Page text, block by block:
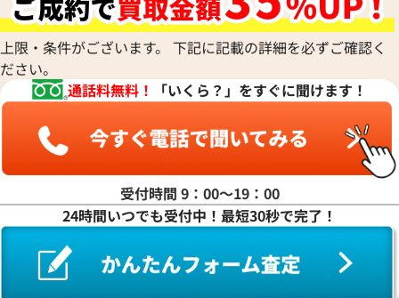
ハ行
マ行
ヤ行
ワ行
上限・条件がございます。 下記に記載の詳細を必ずご確認く
ださい。
通話料無料！
「いくら？」をすぐに聞けます！
受付時間 9：00〜19：00
24時間いつでも受付中！最短30秒で完了！